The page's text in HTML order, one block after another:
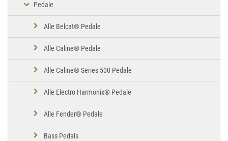
Pedale
Alle Belcat® Pedale
Alle Caline® Pedale
Alle Caline® Series 500 Pedale
Alle Electro Harmonix® Pedale
Alle Fender® Pedale
Bass Pedals